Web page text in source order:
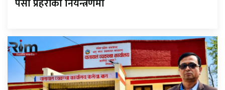
पर्सा प्रहरीको नियन्त्रणमा